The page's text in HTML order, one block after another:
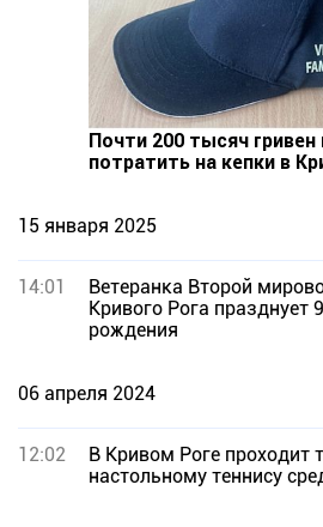
Почти 200 тысяч гривен
потратить на кепки в
15 января 2025
14:01
Ветеранка Второй
Кривого Рога празднует
рождения
06 апреля 2024
12:02
В Кривом Роге проходит
настольному теннису